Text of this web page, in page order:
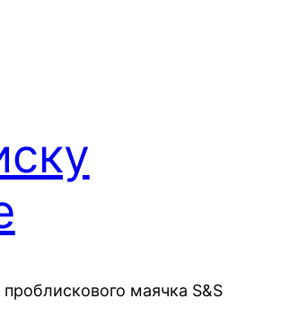
маячка S&S